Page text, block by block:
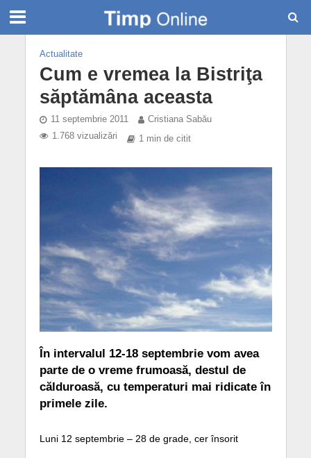
Actualitate
Cum e vremea la Bistriţa
săptămâna aceasta
11 septembrie 2011
Cristiana Sabău
1.768 vizualizări
1 min de citit
În intervalul 12-18 septembrie vom avea
parte de o vreme frumoasă, destul de
călduroasă, cu temperaturi mai ridicate în
primele zile.
Luni 12 septembrie – 28 de grade, cer însorit